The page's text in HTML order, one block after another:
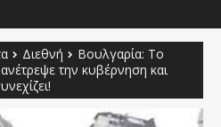
Διεθνή
Βουλγαρία: Το
την κυβέρνηση και